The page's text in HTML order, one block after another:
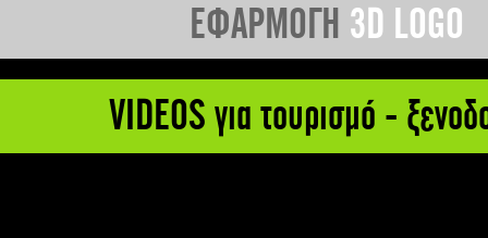
ΕΦΑΡΜΟΓΗ 3D LOGO
VIDEOS για τουρισμό -